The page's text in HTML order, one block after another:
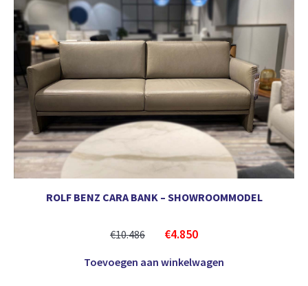
ROLF BENZ CARA BANK – SHOWROOMMODEL
€10.486 €4.850
Toevoegen aan winkelwagen